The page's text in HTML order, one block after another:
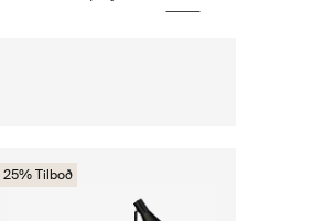
25% Tilboð